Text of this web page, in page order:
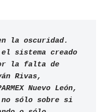
la oscuridad.
sistema creado
la falta de
Rivas,
Nuevo León,
no sólo sobre si